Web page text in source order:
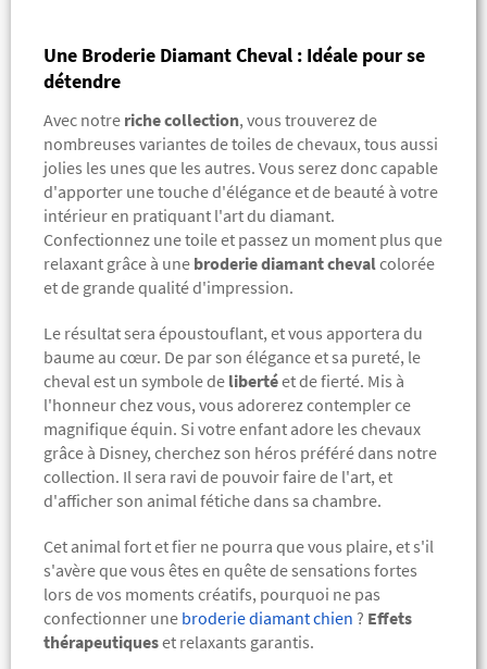
Une Broderie Diamant Cheval : Idéale pour se
détendre
Avec notre riche collection, vous trouverez de
nombreuses variantes de toiles de chevaux, tous aussi
jolies les unes que les autres. Vous serez donc capable
d'apporter une touche d'élégance et de beauté à votre
intérieur en pratiquant l'art du diamant.
Confectionnez une toile et passez un moment plus que
relaxant grâce à une broderie diamant chevalcolorée
et de grande qualité d'impression.
Le résultat sera époustouflant, et vous apportera du
baume au cœur. De par son élégance et sa pureté, le
cheval est un symbole de libertéet de fierté. Mis à
l'honneur chez vous, vous adorerez contempler ce
magnifique équin. Si votre enfant adore les chevaux
grâce à Disney, cherchez son héros préféré dans notre
collection. Il sera ravi de pouvoir faire de l'art, et
d'afficher son animal fétiche dans sa chambre.
Cet animal fort et fier ne pourra que vous plaire, et s'il
s'avère que vous êtes en quête de sensations fortes
lors de vos moments créatifs, pourquoi ne pas
confectionner une broderie diamant chien ? Effets
thérapeutiqueset relaxants garantis.